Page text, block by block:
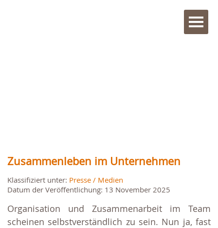
Zusammenleben im Unternehmen
Klassifiziert unter: Presse / Medien
Datum der Veröffentlichung: 13 November 2025
Organisation und Zusammenarbeit im Team
scheinen selbstverständlich zu sein. Nun ja, fast